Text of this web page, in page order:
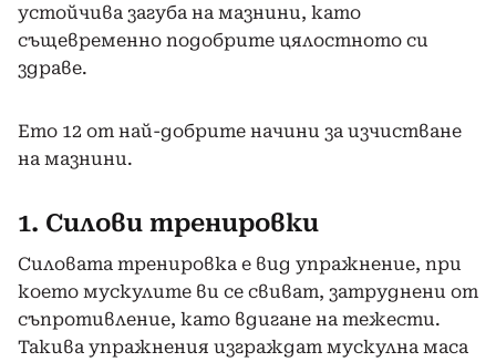
устойчива загуба на мазнини, като
същевременно подобрите цялостното си
здраве.
Ето 12 от най-добрите начини за изчистване
на мазнини.
1. Силови тренировки
Силовата тренировка е вид упражнение, при
което мускулите ви се свиват, затруднени от
съпротивление, като вдигане на тежести.
Такива упражнения изграждат мускулна маса